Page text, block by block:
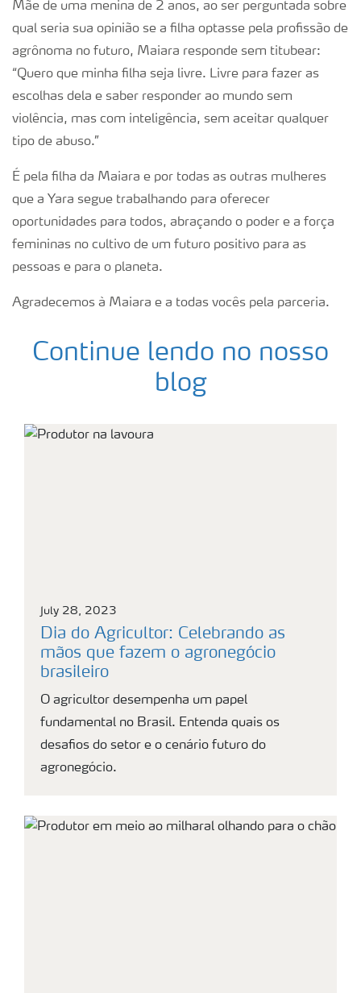
Mãe de uma menina de 2 anos, ao ser perguntada sobre
qual seria sua opinião se a filha optasse pela profissão de
agrônoma no futuro, Maiara responde sem titubear:
“Quero que minha filha seja livre. Livre para fazer as
escolhas dela e saber responder ao mundo sem
violência, mas com inteligência, sem aceitar qualquer
tipo de abuso.”
É pela filha da Maiara e por todas as outras mulheres
que a Yara segue trabalhando para oferecer
oportunidades para todos, abraçando o poder e a força
femininas no cultivo de um futuro positivo para as
pessoas e para o planeta.
Agradecemos à Maiara e a todas vocês pela parceria.
Continue lendo no nosso
blog
July 28, 2023
Dia do Agricultor: Celebrando as
mãos que fazem o agronegócio
brasileiro
O agricultor desempenha um papel
fundamental no Brasil. Entenda quais os
desafios do setor e o cenário futuro do
agronegócio.